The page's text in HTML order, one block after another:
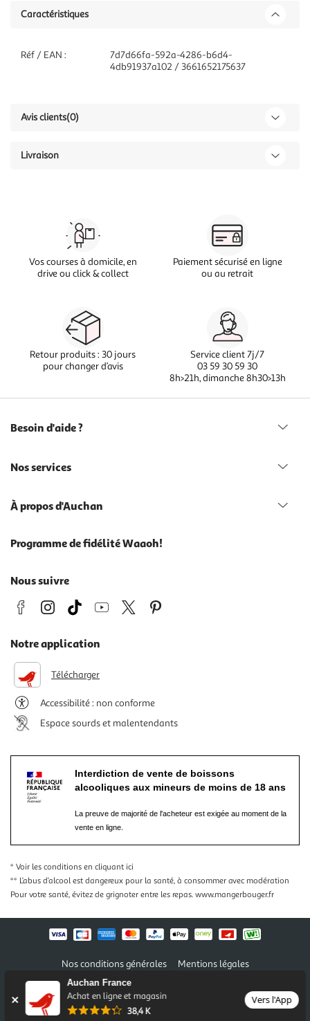
Auchan France
Achat en ligne et magasin
38,4 K
Vers l'App
Caractéristiques
Réf / EAN :
7d7d66fa-592a-4286-b6d4-
4db91937a102 / 3661652175637
Avis clients(0)
Livraison
Vos courses à domicile, en
drive ou click & collect
Paiement sécurisé en ligne
ou au retrait
Retour produits : 30 jours
pour changer d’avis
Service client 7j/7
03 59 30 59 30
8h>21h, dimanche 8h30>13h
Besoin d'aide ?
Nos services
À propos d'Auchan
Programme de fidélité Waaoh!
Nous suivre
Notre application
Télécharger
Accessibilité : non conforme
Espace sourds et malentendants
Interdiction de vente de boissons
alcooliques aux mineurs de moins de 18 ans
La preuve de majorité de l'acheteur est exigée au moment de la
vente en ligne.
* Voir les conditions en cliquant ici
** L’abus d’alcool est dangereux pour la santé, à consommer avec modération
Pour votre santé, évitez de grignoter entre les repas. www.mangerbouger.fr
Nos conditions générales
Mentions légales
Conditions des offres et promotions
Politique de confidentialité
Informations légales marketplace